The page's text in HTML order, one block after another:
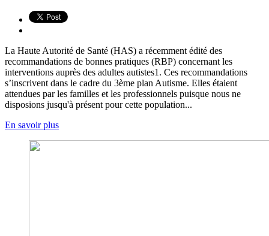
La Haute Autorité de Santé (HAS) a récemment édité des
recommandations de bonnes pratiques (RBP) concernant les
interventions auprès des adultes autistes1. Ces recommandations
s’inscrivent dans le cadre du 3ème plan Autisme. Elles étaient
attendues par les familles et les professionnels puisque nous ne
disposions jusqu'à présent pour cette population...
En savoir plus